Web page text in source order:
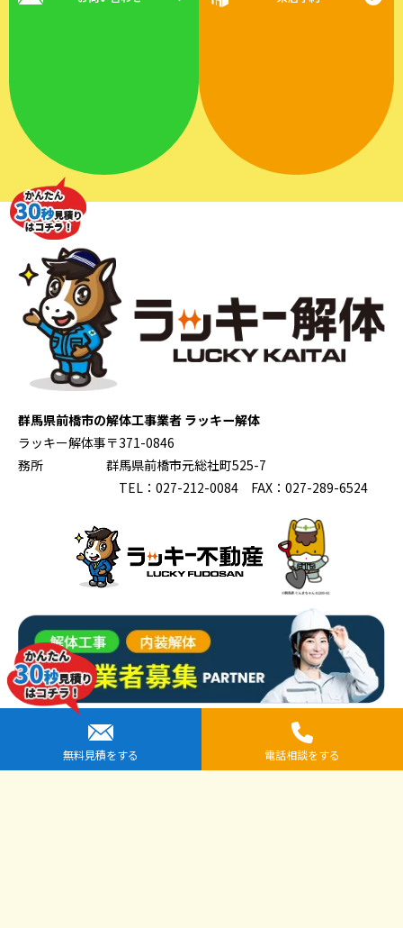
群馬県前橋市の解体工事業者 ラッキー解体
ラッキー解体事
務所
〒371-0846
群馬県前橋市元総社町525-7
TEL：027-212-0084 FAX：027-289-6524
提携先企業一覧
全国安心解体協議会
無料見積をする 電話相談をする